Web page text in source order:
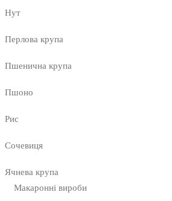
Нут
Перлова крупа
Пшенична крупа
Пшоно
Рис
Сочевиця
Ячнева крупа
Макаронні вироби